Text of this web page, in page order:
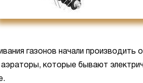
газонов начали производить
которые бывают